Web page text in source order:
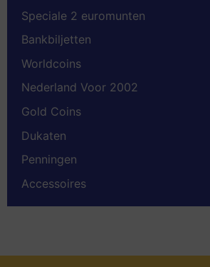
Speciale 2 euromunten
Bankbiljetten
Worldcoins
Nederland Voor 2002
Gold Coins
Dukaten
Penningen
Accessoires